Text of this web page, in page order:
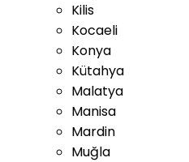
Kilis
Kocaeli
Konya
Kütahya
Malatya
Manisa
Mardin
Muğla